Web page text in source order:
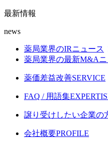
最新情報
news
薬局業界のIRニュース
薬局業界の最新M&Aニ
薬価差益改善SERVICE
FAQ / 用語集
譲り受けしたい企業の
会社概要PROFILE